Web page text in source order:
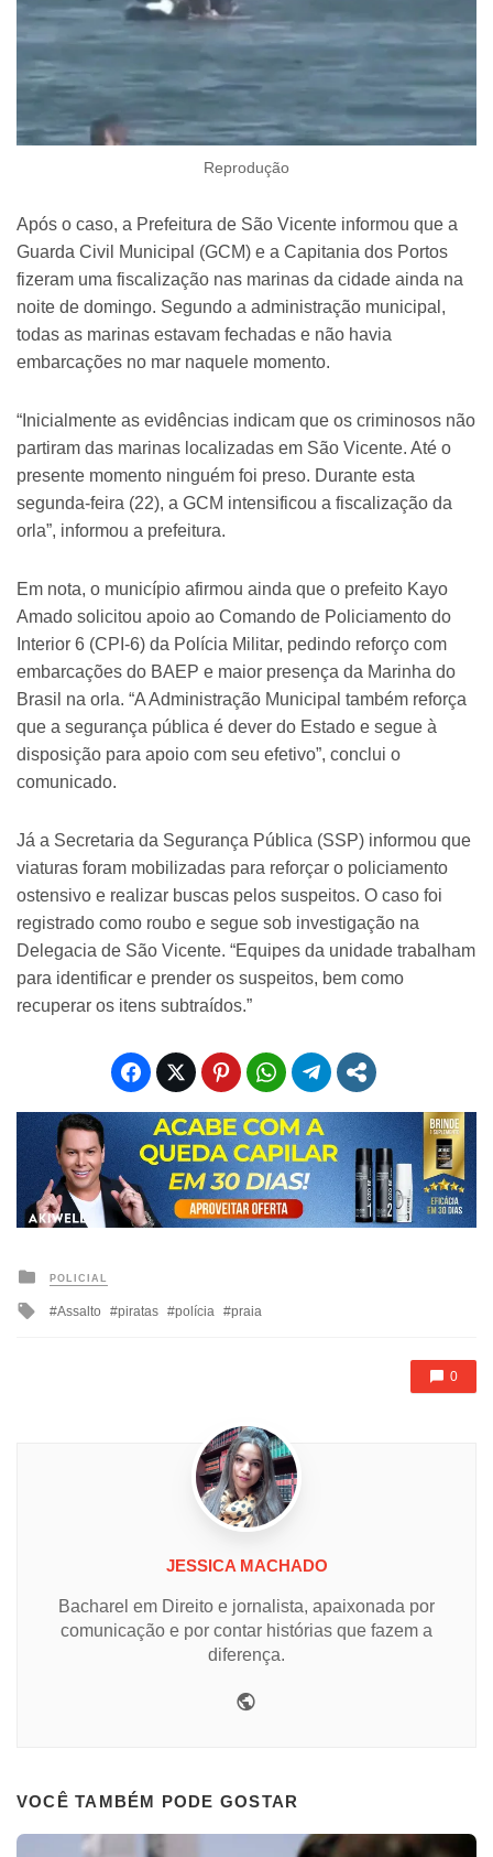
Reprodução
Após o caso, a Prefeitura de São Vicente informou que a
Guarda Civil Municipal (GCM) e a Capitania dos Portos
fizeram uma fiscalização nas marinas da cidade ainda na
noite de domingo. Segundo a administração municipal,
todas as marinas estavam fechadas e não havia
embarcações no mar naquele momento.
“Inicialmente as evidências indicam que os criminosos não
partiram das marinas localizadas em São Vicente. Até o
presente momento ninguém foi preso. Durante esta
segunda-feira (22), a GCM intensificou a fiscalização da
orla”, informou a prefeitura.
Em nota, o município afirmou ainda que o prefeito Kayo
Amado solicitou apoio ao Comando de Policiamento do
Interior 6 (CPI-6) da Polícia Militar, pedindo reforço com
embarcações do BAEP e maior presença da Marinha do
Brasil na orla. “A Administração Municipal também reforça
que a segurança pública é dever do Estado e segue à
disposição para apoio com seu efetivo”, conclui o
comunicado.
Já a Secretaria da Segurança Pública (SSP) informou que
viaturas foram mobilizadas para reforçar o policiamento
ostensivo e realizar buscas pelos suspeitos. O caso foi
registrado como roubo e segue sob investigação na
Delegacia de São Vicente. “Equipes da unidade trabalham
para identificar e prender os suspeitos, bem como
recuperar os itens subtraídos.”
Posted
POLICIAL
Tagged
Assalto piratas polícia praia
0
JESSICA MACHADO
Bacharel em Direito e jornalista, apaixonada por
comunicação e por contar histórias que fazem a
diferença.
VOCÊ TAMBÉM PODE GOSTAR